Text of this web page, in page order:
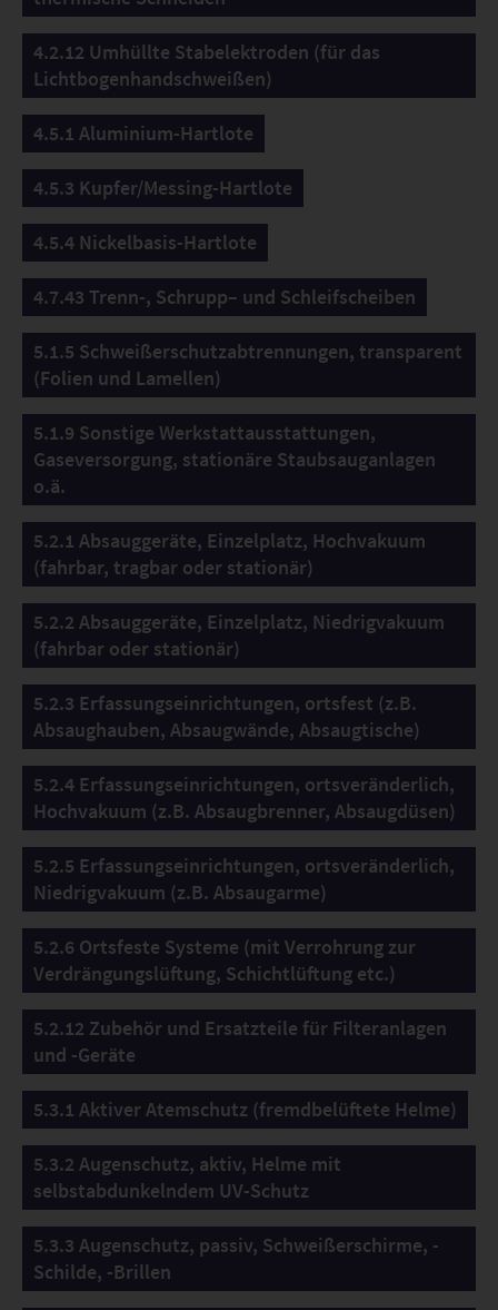
4.2.12 Umhüllte Stabelektroden (für das
Lichtbogenhandschweißen)
4.5.1 Aluminium-Hartlote
4.5.3 Kupfer/Messing-Hartlote
4.5.4 Nickelbasis-Hartlote
4.7.43 Trenn-, Schrupp– und Schleifscheiben
5.1.5 Schweißerschutzabtrennungen, transparent
(Folien und Lamellen)
5.1.9 Sonstige Werkstattausstattungen,
Gaseversorgung, stationäre Staubsauganlagen
o.ä.
5.2.1 Absauggeräte, Einzelplatz, Hochvakuum
(fahrbar, tragbar oder stationär)
5.2.2 Absauggeräte, Einzelplatz, Niedrigvakuum
(fahrbar oder stationär)
5.2.3 Erfassungseinrichtungen, ortsfest (z.B.
Absaughauben, Absaugwände, Absaugtische)
5.2.4 Erfassungseinrichtungen, ortsveränderlich,
Hochvakuum (z.B. Absaugbrenner, Absaugdüsen)
5.2.5 Erfassungseinrichtungen, ortsveränderlich,
Niedrigvakuum (z.B. Absaugarme)
5.2.6 Ortsfeste Systeme (mit Verrohrung zur
Verdrängungslüftung, Schichtlüftung etc.)
5.2.12 Zubehör und Ersatzteile für Filteranlagen
und -Geräte
5.3.1 Aktiver Atemschutz (fremdbelüftete Helme)
5.3.2 Augenschutz, aktiv, Helme mit
selbstabdunkelndem UV-Schutz
5.3.3 Augenschutz, passiv, Schweißerschirme, -
Schilde, -Brillen